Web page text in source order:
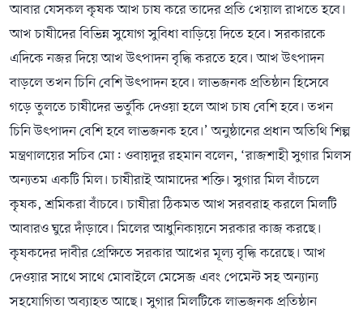
আবার যেসকল কৃষক আখ চাষ করে তাদের প্রতি খেয়াল রাখতে হবে।
আখ চাষীদের বিভিন্ন সুযোগ সুবিধা বাড়িয়ে দিতে হবে। সরকারকে
এদিকে নজর দিয়ে আখ উৎপাদন বৃদ্ধি করতে হবে। আখ উৎপাদন
বাড়লে তখন চিনি বেশি উৎপাদন হবে। লাভজনক প্রতিষ্ঠান হিসেবে
গড়ে তুলতে চাষীদের ভর্তুকি দেওয়া হলে আখ চাষ বেশি হবে। তখন
চিনি উৎপাদন বেশি হবে লাভজনক হবে।’ অনুষ্ঠানের প্রধান অতিথি শিল্প
মন্ত্রণালয়ের সচিব মো: ওবায়দুর রহমান বলেন, ‘রাজশাহী সুগার মিলস
অন্যতম একটি মিল। চাষীরাই আমাদের শক্তি। সুগার মিল বাঁচলে
কৃষক, শ্রমিকরা বাঁচবে। চাষীরা ঠিকমত আখ সরবরাহ করলে মিলটি
আবারও ঘুরে দাঁড়াবে। মিলের আধুনিকায়নে সরকার কাজ করছে।
কৃষকদের দাবীর প্রেক্ষিতে সরকার আখের মূল্য বৃদ্ধি করেছে। আখ
দেওয়ার সাথে সাথে মোবাইলে মেসেজ এবং পেমেন্ট সহ অন্যান্য
সহযোগিতা অব্যাহত আছে। সুগার মিলটিকে লাভজনক প্রতিষ্ঠান